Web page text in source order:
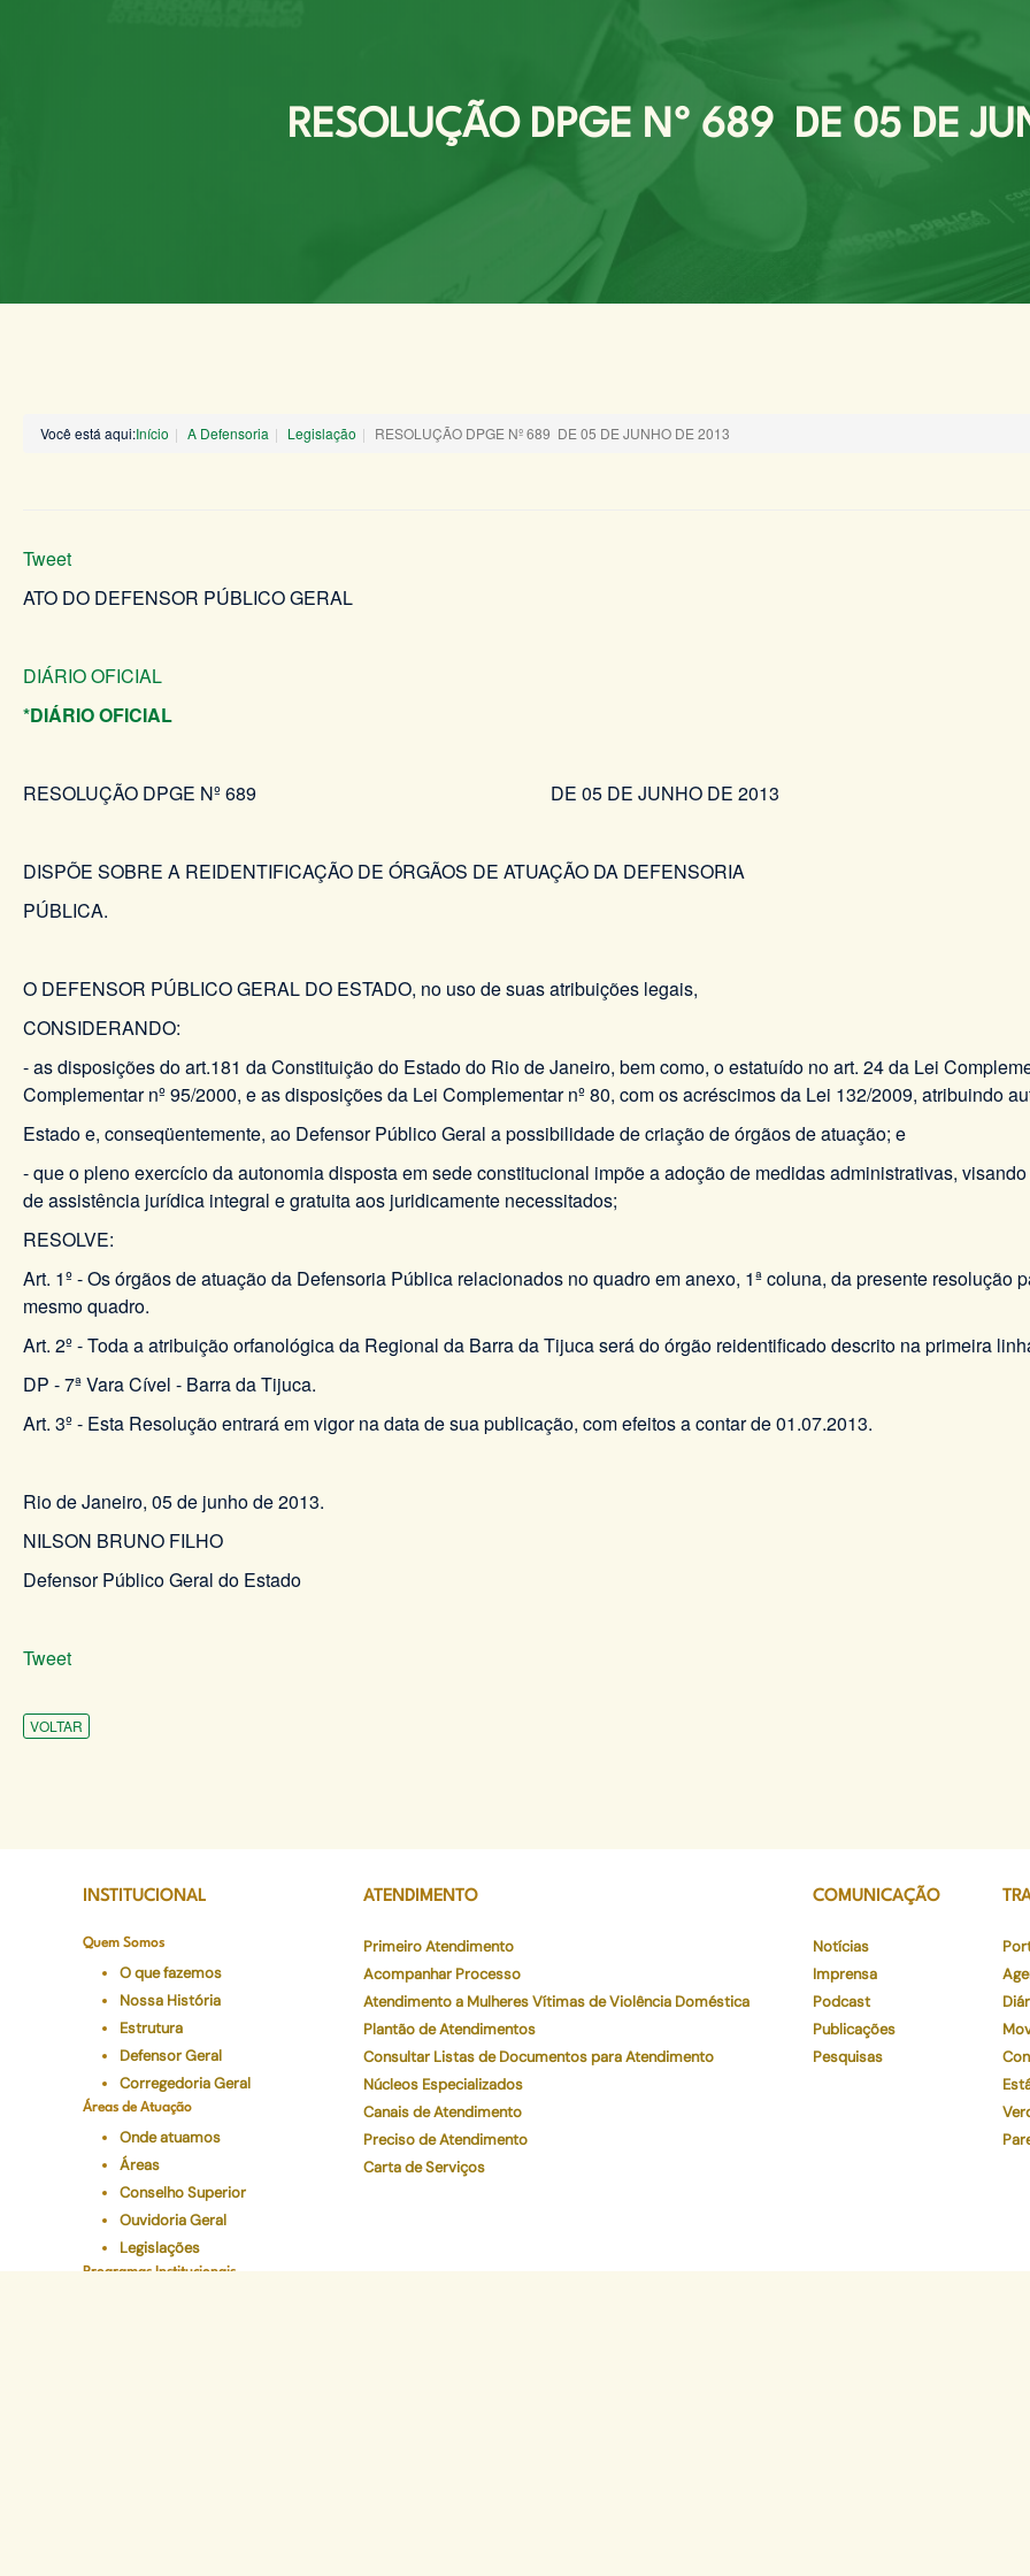
RESOLUÇÃO DPGE Nº 689 DE 05 DE
Você está aqui:Início A Defensoria Legislação RESOLUÇÃO DPGE Nº 689 DE 05 DE JUNHO DE 2013
Tweet
ATO DO DEFENSOR PÚBLICO GERAL
DIÁRIO OFICIAL
*DIÁRIO OFICIAL
RESOLUÇÃO DPGE Nº 689 DE 05 DE JUNHO DE 2013
DISPÕE SOBRE A REIDENTIFICAÇÃO DE ÓRGÃOS DE ATUAÇÃO DA DEFENSORIA
PÚBLICA.
O DEFENSOR PÚBLICO GERAL DO ESTADO, no uso de suas atribuições legais,
CONSIDERANDO:
- as disposições do art.181 da Constituição do Estado do Rio de Janeiro, bem como, o estatuído no art. 24 da Lei
Complementar nº 95/2000, e as disposições da Lei Complementar nº 80, com os acréscimos da Lei 132/2009, atribuindo
Estado e, conseqüentemente, ao Defensor Público Geral a possibilidade de criação de órgãos de atuação; e
- que o pleno exercício da autonomia disposta em sede constitucional impõe a adoção de medidas administrativas,
de assistência jurídica integral e gratuita aos juridicamente necessitados;
RESOLVE:
Art. 1º - Os órgãos de atuação da Defensoria Pública relacionados no quadro em anexo, 1ª coluna, da presente resolução
mesmo quadro.
Art. 2º - Toda a atribuição orfanológica da Regional da Barra da Tijuca será do órgão reidentificado descrito na primeira
DP - 7ª Vara Cível - Barra da Tijuca.
Art. 3º - Esta Resolução entrará em vigor na data de sua publicação, com efeitos a contar de 01.07.2013.
Rio de Janeiro, 05 de junho de 2013.
NILSON BRUNO FILHO
Defensor Público Geral do Estado
Tweet
VOLTAR
INSTITUCIONAL
Quem Somos
O que fazemos
Nossa História
Estrutura
Defensor Geral
Corregedoria Geral
Áreas de Atuação
Onde atuamos
Áreas
Conselho Superior
Ouvidoria Geral
Legislações
Programas Institucionais
ATENDIMENTO
Primeiro Atendimento
Acompanhar Processo
Atendimento a Mulheres Vítimas de Violência Doméstica
Plantão de Atendimentos
Consultar Listas de Documentos para Atendimento
Núcleos Especializados
Canais de Atendimento
Preciso de Atendimento
Carta de Serviços
COMUNICAÇÃO
Notícias
Imprensa
Podcast
Publicações
Pesquisas